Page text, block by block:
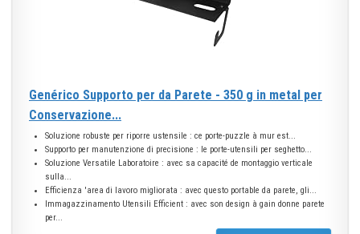
Genérico Supporto per da Parete - 350 g in metal per
Conservazione...
Soluzione robuste per riporre ustensile : ce porte-puzzle à mur est...
Supporto per manutenzione di precisione : le porte-utensili per seghetto...
Soluzione Versatile Laboratoire : avec sa capacité de montaggio verticale
sulla...
Efficienza 'area di lavoro migliorata : avec questo portable da parete, gli...
Immagazzinamento Utensili Efficient : avec son design à gain donne parete
per...